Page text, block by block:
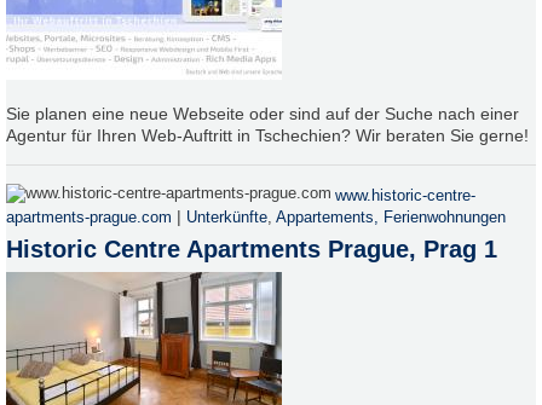
Sie planen eine neue Webseite oder sind auf der Suche nach einer
Agentur für Ihren Web-Auftritt in Tschechien? Wir beraten Sie gerne!
www.historic-centre-
apartments-prague.com | Unterkünfte, Appartements, Ferienwohnungen
Historic Centre Apartments Prague, Prag 1